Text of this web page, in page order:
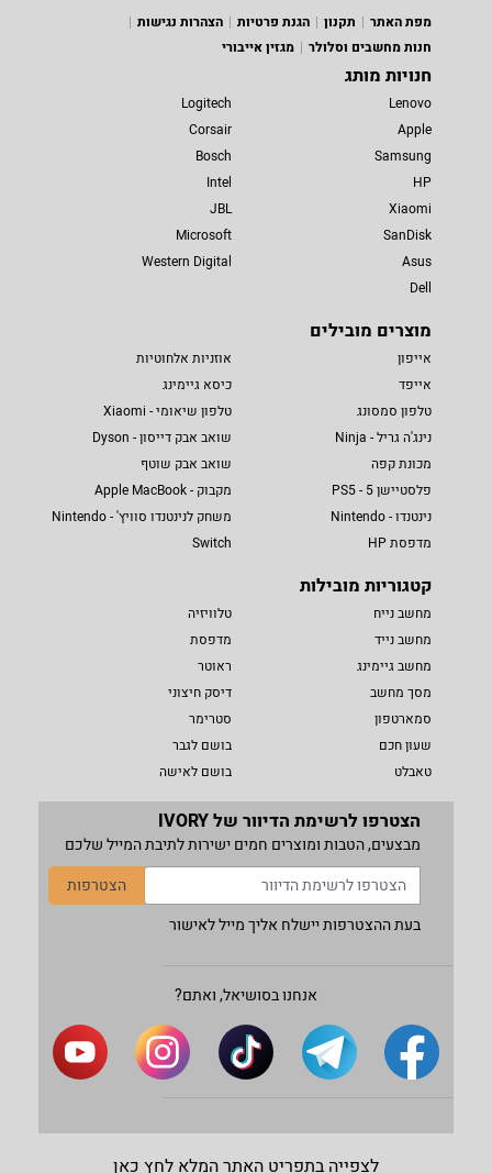
מפת האתר
תקנון הגנת פרטיות
הצהרות נגישות
חנות מחשבים וסלולר
מגזין אייבורי
חנויות מותג
Lenovo
Apple
Samsung
HP
Xiaomi
SanDisk
Asus
Dell
Logitech
Corsair
Bosch
Intel
JBL
Microsoft
Western Digital
מוצרים מובילים
אייפון
אייפד
טלפון סמסונג
נינג'ה גריל - Ninja
מכונת קפה
פלסטיישן 5 - PS5
נינטנדו - Nintendo
מדפסת HP
אוזניות אלחוטיות
כיסא גיימינג
טלפון שיאומי - Xiaomi
שואב אבק דייסון - Dyson
שואב אבק שוטף
מקבוק - Apple MacBook
משחק לנינטנדו סוויץ' - Nintendo
Switch
קטגוריות מובילות
מחשב נייח
מחשב נייד
מחשב גיימינג
מסך מחשב
סמארטפון
שעון חכם
טאבלט
טלוויזיה
מדפסת
ראוטר
דיסק חיצוני
סטרימר
בושם לגבר
בושם לאישה
הצטרפו לרשימת הדיוור של IVORY
מבצעים, הטבות ומוצרים חמים ישירות לתיבת המייל שלכם
הצטרפות
בעת ההצטרפות יישלח אליך מייל לאישור
אנחנו בסושיאל, ואתם?
לצפייה בתפריט האתר המלא לחץ כאן